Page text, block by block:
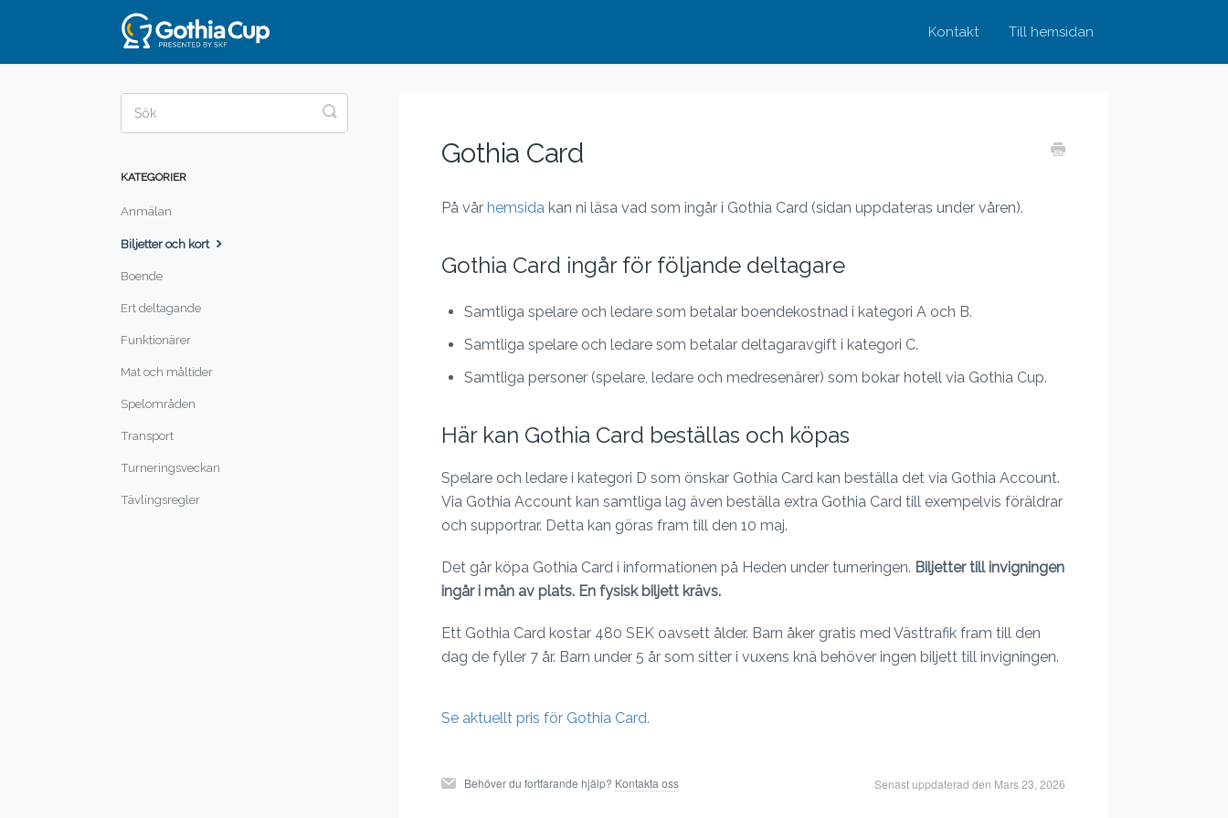
Kontakt Till hemsidan
Gothia Card
På vår hemsidakan ni läsa vad som ingår i Gothia Card (sidan uppdateras under våren).
Gothia Card ingår för följande deltagare
Samtliga spelare och ledare som betalar boendekostnad i kategori A och B.
Samtliga spelare och ledare som betalar deltagaravgift i kategori C.
Samtliga personer (spelare, ledare och medresenärer) som bokar hotell via Gothia Cup.
Här kan Gothia Card beställas och köpas
Spelare och ledare i kategori D som önskar Gothia Card kan beställa det via Gothia Account.
Via Gothia Account kan samtliga lag även beställa extra Gothia Card till exempelvis föräldrar
och supportrar. Detta kan göras fram till den 10 maj.
Det går köpa Gothia Card i informationen på Heden under turneringen. Biljetter till invigningen
ingår i mån av plats. En fysisk biljett krävs.
Ett Gothia Card kostar 480 SEK oavsett ålder. Barn åker gratis med Västtrafik fram till den
dag de fyller 7 år. Barn under 5 år som sitter i vuxens knä behöver ingen biljett till invigningen.
Se aktuellt pris för Gothia Card.
Behöver du fortfarande hjälp? Kontakta oss Senast uppdaterad den Mars 23, 2026
Toggle
Search
KATEGORIER
Anmälan
Biljetter och kort
Boende
Ert deltagande
Funktionärer
Mat och måltider
Spelområden
Transport
Turneringsveckan
Tävlingsregler